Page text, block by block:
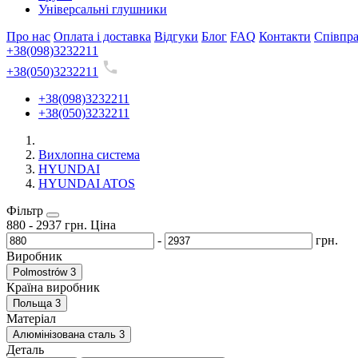
Універсальні глушники
Про нас Оплата і доставка Відгуки Блог FAQ Контакти
+38(098)3232211
+38(050)3232211
+38(098)3232211
+38(050)3232211
Вихлопна система
HYUNDAI
HYUNDAI ATOS
Фільтр
880 - 2937 грн. Ціна
-
грн.
Виробник
Polmostrów 3
Країна виробник
Польща 3
Матеріал
Алюмінізована сталь 3
Деталь